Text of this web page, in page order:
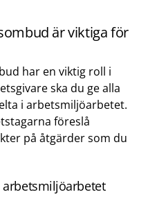
är viktiga för
har en viktig roll i
ska du ge alla
i arbetsmiljöarbetet.
föreslå
på åtgärder som du
arbetsmiljöarbetet